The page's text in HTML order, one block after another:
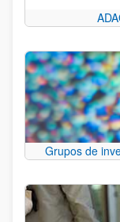
Grupos de